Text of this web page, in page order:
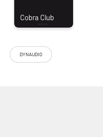
DYNAUDIO
que vous pourrez retrouver sur
interne Hexis et d’un
strontium/céramique. Pour le